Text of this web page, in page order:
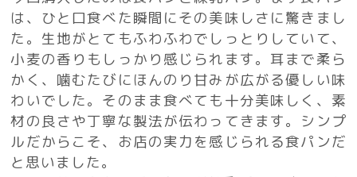
は、ひと口食べた瞬間にその美味しさに驚きまし
た。生地がとてもふわふわでしっとりしていて、
小麦の香りもしっかり感じられます。耳まで柔ら
かく、噛むたびにほんのり甘みが広がる優しい味
わいでした。そのまま食べても十分美味しく、素
材の良さや丁寧な製法が伝わってきます。シンプ
ルだからこそ、お店の実力を感じられる食パンだ
と思いました。